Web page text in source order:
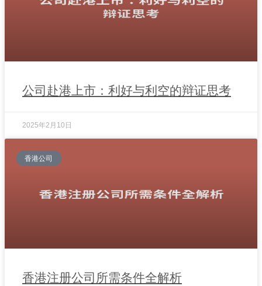
公司赴港上市：利好与利空的辩证思考
2025年2月10日
香港公司
香港注册公司所需条件全解析